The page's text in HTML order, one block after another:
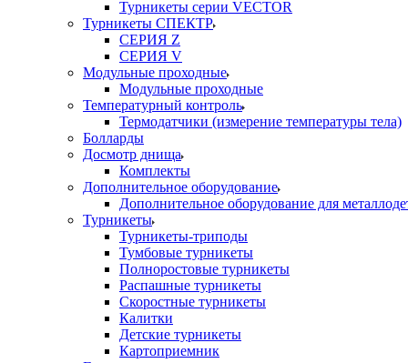
Турникеты серии VECTOR
Турникеты СПЕКТР
СЕРИЯ Z
СЕРИЯ V
Модульные проходные
Модульные проходные
Температурный контроль
Термодатчики (измерение температуры тела)
Болларды
Досмотр днища
Комплекты
Дополнительное оборудование
Дополнительное оборудование для
Турникеты
Турникеты-триподы
Тумбовые турникеты
Полноростовые турникеты
Распашные турникеты
Скоростные турникеты
Калитки
Детские турникеты
Картоприемник